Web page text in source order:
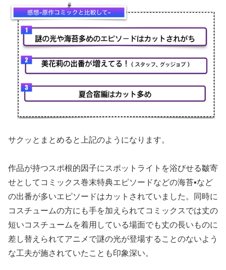
サクッとまとめると上記のようになります。
作品が持つスポ根的因子にスポットライトを浴びせる皺寄
せとしてコミックス巻末特典エピソードなどの海苔▪️など
の出番が多いエピソードはカットされていました。同時に
コスチュームの方にも手を加えられてコミックスでは丈の
短いコスチュームを着用している場面でも丈の長いものに
差し替えられてアニメで謎の光が登場することのないよう
な工夫が施されていたことも印象深い。